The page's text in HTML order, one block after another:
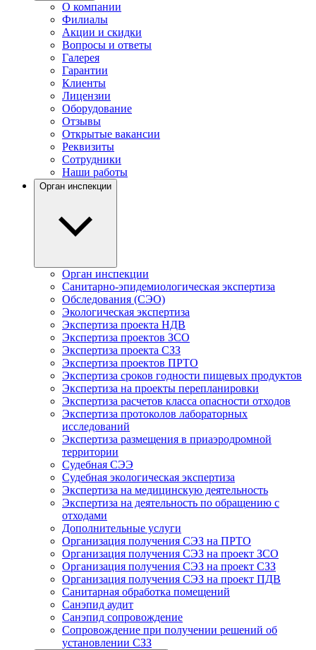
О компании
Филиалы
Акции и скидки
Вопросы и ответы
Галерея
Гарантии
Клиенты
Лицензии
Оборудование
Отзывы
Открытые вакансии
Реквизиты
Сотрудники
Наши работы
Орган инспекции
Орган инспекции
Санитарно-эпидемиологическая экспертиза
Обследования (СЭО)
Экологическая экспертиза
Экспертиза проекта НДВ
Экспертиза проектов ЗСО
Экспертиза проекта СЗЗ
Экспертиза проектов ПРТО
Экспертиза сроков годности пищевых продуктов
Экспертиза на проекты перепланировки
Экспертиза расчетов класса опасности отходов
Экспертиза протоколов лабораторных
исследований
Экспертиза размещения в приаэродромной
территории
Судебная СЭЭ
Судебная экологическая экспертиза
Экспертиза на медицинскую деятельность
Экспертиза на деятельность по обращению с
отходами
Дополнительные услуги
Организация получения СЭЗ на ПРТО
Организация получения СЭЗ на проект ЗСО
Организация получения СЭЗ на проект СЗЗ
Организация получения СЭЗ на проект ПДВ
Санитарная обработка помещений
Санэпид аудит
Санэпид сопровождение
Сопровождение при получении решений об
установлении СЗЗ